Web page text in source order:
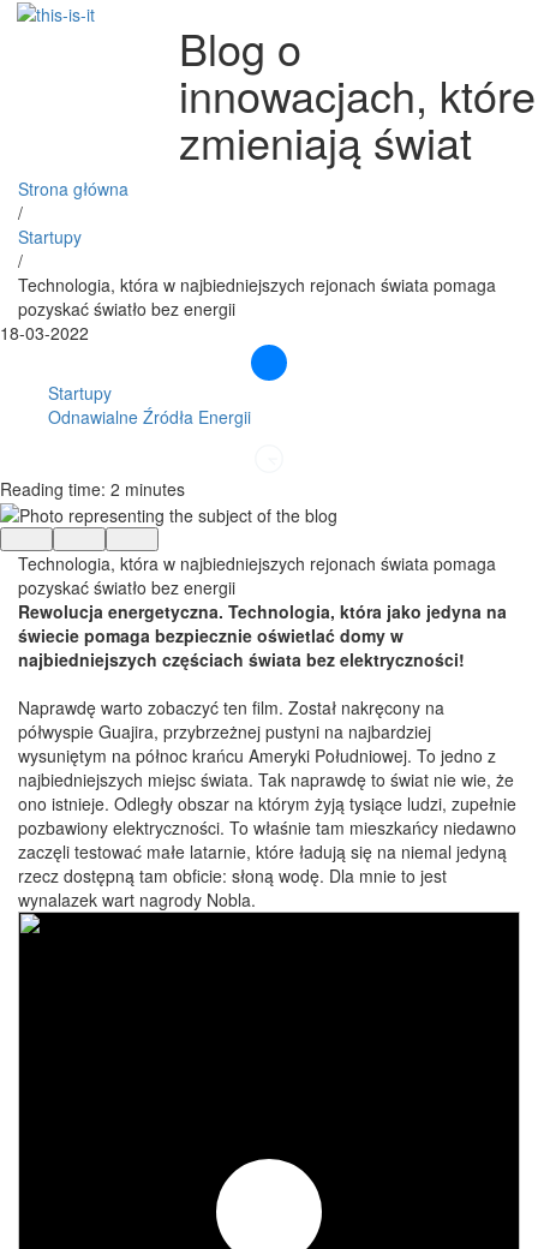
Blog o
innowacjach, które
zmieniają świat
Strona główna
/
Startupy
/
Technologia, która w najbiedniejszych rejonach świata pomaga
pozyskać światło bez energii
18-03-2022
Startupy
Odnawialne Źródła Energii
Reading time: 2 minutes
Technologia, która w najbiedniejszych rejonach świata pomaga
pozyskać światło bez energii
Rewolucja energetyczna. Technologia, która jako jedyna na
świecie pomaga bezpiecznie oświetlać domy w
najbiedniejszych częściach świata bez elektryczności!
Naprawdę warto zobaczyć ten film. Został nakręcony na
półwyspie Guajira, przybrzeżnej pustyni na najbardziej
wysuniętym na północ krańcu Ameryki Południowej. To jedno z
najbiedniejszych miejsc świata. Tak naprawdę to świat nie wie, że
ono istnieje. Odległy obszar na którym żyją tysiące ludzi, zupełnie
pozbawiony elektryczności. To właśnie tam mieszkańcy niedawno
zaczęli testować małe latarnie, które ładują się na niemal jedyną
rzecz dostępną tam obficie: słoną wodę. Dla mnie to jest
wynalazek wart nagrody Nobla.